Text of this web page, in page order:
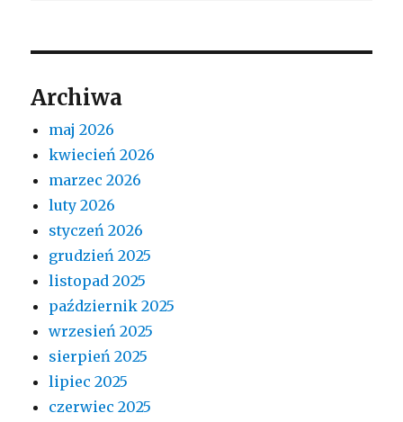
Archiwa
maj 2026
kwiecień 2026
marzec 2026
luty 2026
styczeń 2026
grudzień 2025
listopad 2025
październik 2025
wrzesień 2025
sierpień 2025
lipiec 2025
czerwiec 2025